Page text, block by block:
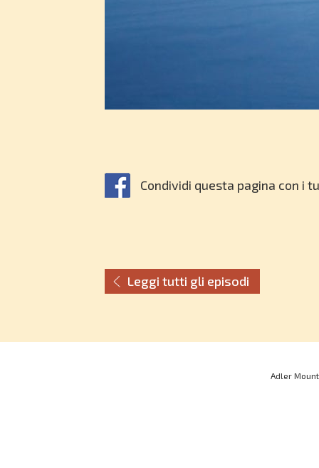
Condividi questa pagina con i
Leggi tutti gli episodi
Adler